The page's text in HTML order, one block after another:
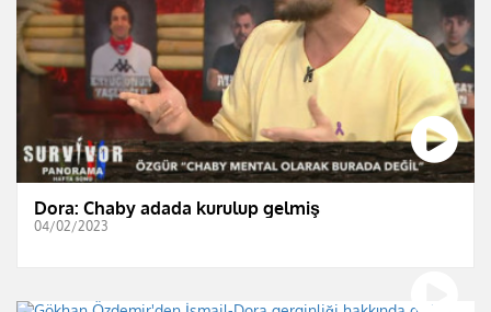
Dora: Chaby adada kurulup gelmiş
04/02/2023